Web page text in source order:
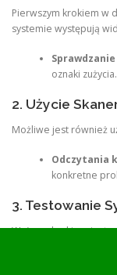
Pierwszym krokiem w
systemie występują
oznaki zużycia.
2. Użycie
Możliwe jest również
Odczytania
konkretne
3. Testowanie
Ważnym krokiem jest